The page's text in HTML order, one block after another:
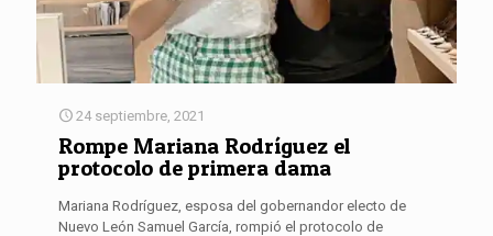
24 septiembre, 2021
Rompe Mariana Rodríguez el
protocolo de primera dama
Mariana Rodríguez, esposa del gobernandor electo de
Nuevo León Samuel García, rompió el protocolo de